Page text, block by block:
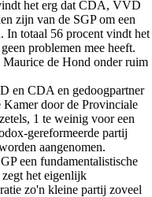
het erg dat CDA, VVD
zijn van de SGP om een
In totaal 56 procent vindt het
problemen mee heeft.
de Hond onder ruim
en CDA en gedoogpartner
door de Provinciale
1 te weinig voor een
gereformeerde partij
aangenomen.
een fundamentalistische
het eigenlijk
zo'n kleine partij zoveel